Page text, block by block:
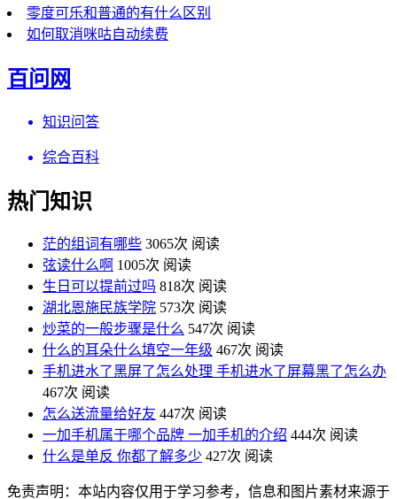
零度可乐和普通的有什么区别
如何取消咪咕自动续费
百问网
知识问答
综合百科
热门知识
茫的组词有哪些 3065次 阅读
弦读什么啊 1005次 阅读
生日可以提前过吗 818次 阅读
湖北恩施民族学院 573次 阅读
炒菜的一般步骤是什么 547次 阅读
什么的耳朵什么填空一年级 467次 阅读
手机进水了黑屏了怎么处理 手机进水了屏幕黑了怎么办
467次 阅读
怎么送流量给好友 447次 阅读
一加手机属于哪个品牌 一加手机的介绍 444次 阅读
什么是单反 你都了解多少 427次 阅读
免责声明：本站内容仅用于学习参考，信息和图片素材来源于